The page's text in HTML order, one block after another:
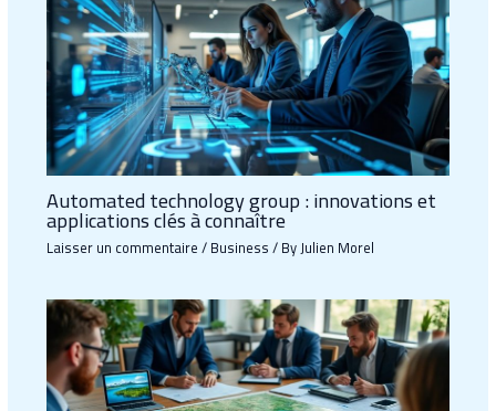
Automated technology group : innovations et
applications clés à connaître
Laisser un commentaire/Business/ ByJulien Morel